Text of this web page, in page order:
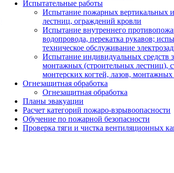
Испытательные работы
Испытание пожарных вертикальных
лестниц, ограждений кровли
Испытание внутреннего
водопровода, перекатка рукавов;
техническое обслуживание
Испытание индивидуальных средств
монтажных (строительных лестниц),
монтерских когтей, лазов, монтажных
Огнезащитная обработка
Огнезащитная обработка
Планы эвакуации
Расчет категорий пожаро-взрывоопасности
Обучение по пожарной безопасности
Проверка тяги и чистка вентиляционных